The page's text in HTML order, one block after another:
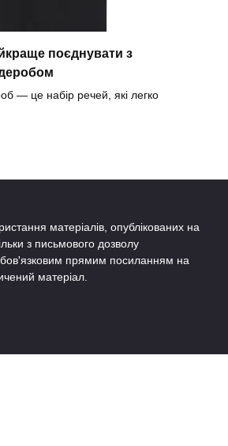
поєднувати з
— це набір речей, які легко
матеріалів, опублікованих на
з письмового дозволу
прямим посиланням на
матеріал.